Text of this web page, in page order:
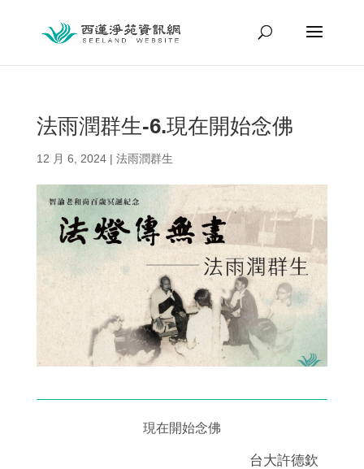
法雨潤群生-6.現在開始念佛
12 月 6, 2024| 法雨潤群生
現在開始念佛
台大許德欽